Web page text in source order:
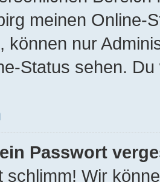
meinen Online-
können nur
Status sehen.
Passwort
schlimm! Wir